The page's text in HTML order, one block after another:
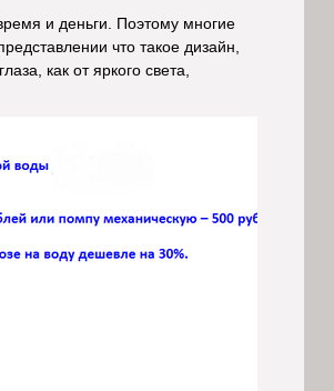
и деньги. Поэтому многие
что такое дизайн,
как от яркого света,